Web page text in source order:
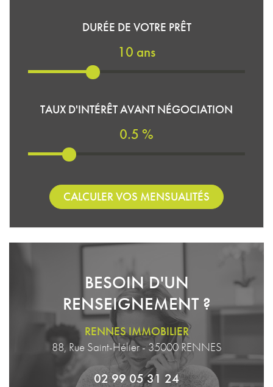
DURÉE DE VOTRE PRÊT
10 ans
TAUX D'INTÉRÊT AVANT NÉGOCIATION
0.5 %
CALCULER VOS MENSUALITÉS
BESOIN D'UN
RENSEIGNEMENT ?
RENNES IMMOBILIER
88, Rue Saint-Hélier - 35000 RENNES
02 99 05 31 24